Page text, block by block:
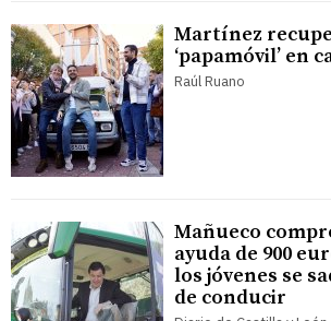
Martínez
‘papamóvil’ en
Raúl Ruano
Mañueco
ayuda de 900
los jóvenes se
de conducir